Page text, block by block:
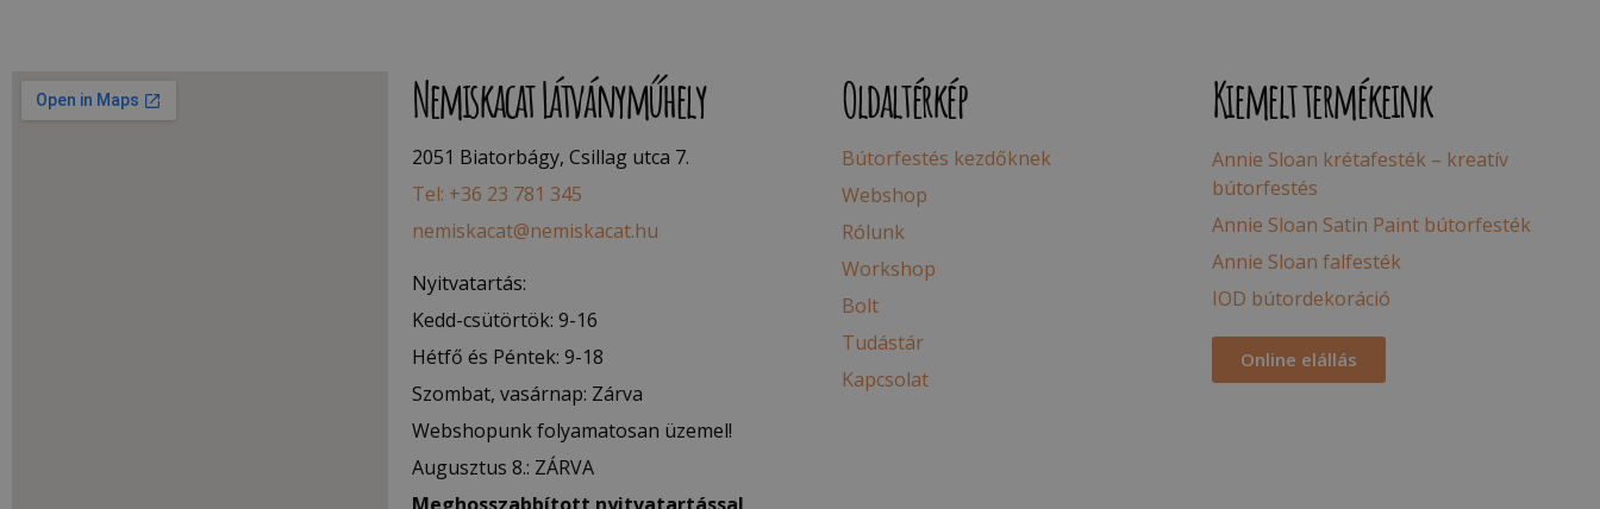
Nemiskacat Látványműhely
2051 Biatorbágy, Csillag utca 7.
Tel: +36 23 781 345
nemiskacat@nemiskacat.hu
Nyitvatartás:
Kedd-csütörtök: 9-16
Hétfő és Péntek: 9-18
Szombat, vasárnap: Zárva
Webshopunk folyamatosan üzemel!
Augusztus 8.: ZÁRVA
Oldaltérkép
Bútorfestés kezdőknek
Webshop
Rólunk
Workshop
Bolt
Tudástár
Kapcsolat
Kiemelt termékeink
Annie Sloan krétafesték – kreatív
bútorfestés
Annie Sloan Satin Paint bútorfesték
Annie Sloan falfesték
IOD bútordekoráció
Online elállás